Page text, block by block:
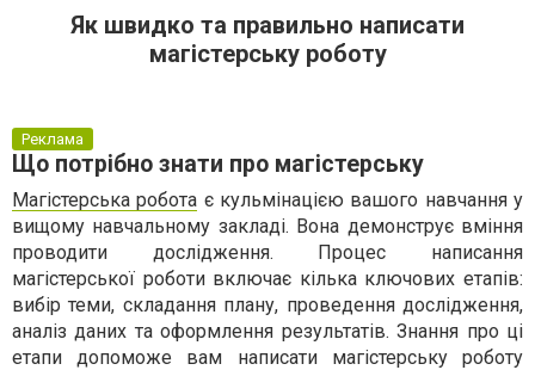
Як швидко та правильно написати
магістерську роботу
Реклама
Що потрібно знати про магістерську
Магістерська робота є кульмінацією вашого навчання у
вищому навчальному закладі. Вона демонструє вміння
проводити дослідження. Процес написання
магістерської роботи включає кілька ключових етапів:
вибір теми, складання плану, проведення дослідження,
аналіз даних та оформлення результатів. Знання про ці
етапи допоможе вам написати магістерську роботу